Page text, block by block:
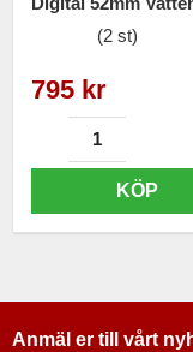
(2 st)
795 kr
KÖP
Anmäl er till vårt